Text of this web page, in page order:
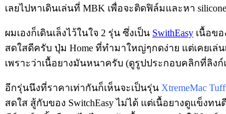
เลยไปหาเดินเล่นที่ MBK เพื่อจะติดฟิล์มและหา
ผมเองก็เดินเล็งไว้ในใจ 2 รุ่น ซึ่งเป็น SwithEasy เนื้อข
สดใสดีครับ ปุ่ม Home ที่ทำมาใหญ่ๆกดง่าย แต่เคยเ
เพราะว่าเนื้อยางมันหนาครับ (ดูรูปประกอบคลิกที่ลิง
อีกรุ่นนึงที่ราคาเท่ากันก็เห็นจะเป็นรุ่น XtremeMac
สดใส สู้กับของ SwitchEasy ไม่ได้ แต่เนื้อยางดูแข็ง